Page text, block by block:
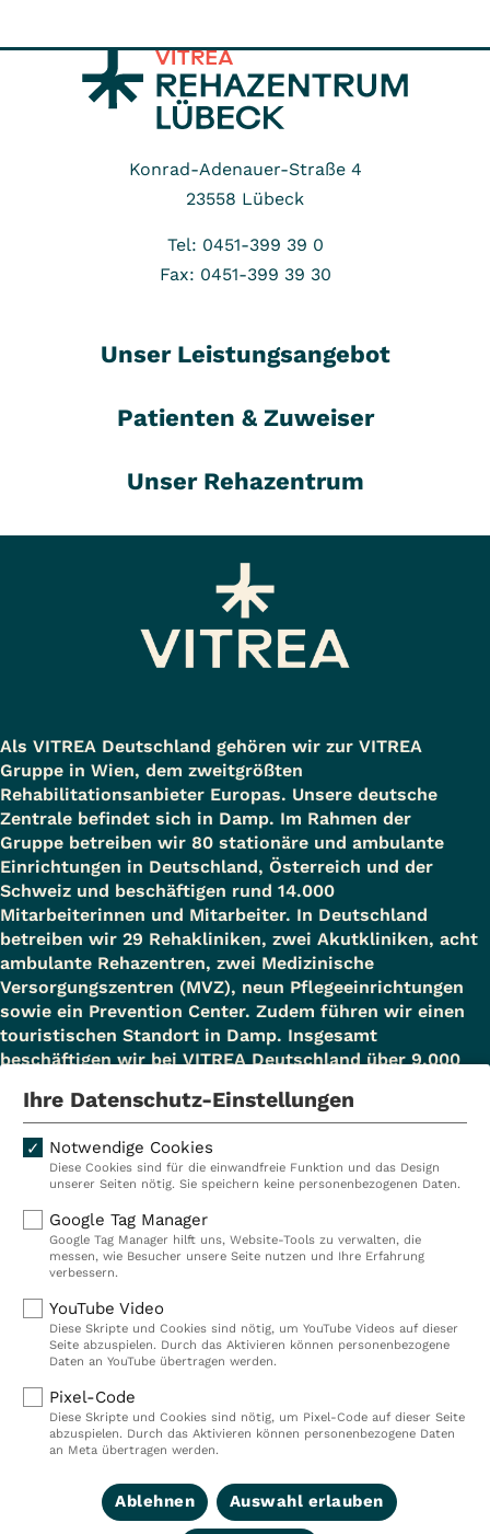
Konrad-Adenauer-Straße 4
23558 Lübeck
Tel: 0451-399 39 0
Fax: 0451-399 39 30
Unser Leistungsangebot
Patienten & Zuweiser
Unser Rehazentrum
Als VITREA Deutschland gehören wir zur VITREA
Gruppe in Wien, dem zweitgrößten
Rehabilitationsanbieter Europas. Unsere deutsche
Zentrale befindet sich in Damp. Im Rahmen der
Gruppe betreiben wir 80 stationäre und ambulante
Einrichtungen in Deutschland, Österreich und der
Schweiz und beschäftigen rund 14.000
Mitarbeiterinnen und Mitarbeiter. In Deutschland
betreiben wir 29 Rehakliniken, zwei Akutkliniken, acht
ambulante Rehazentren, zwei Medizinische
Versorgungszentren (MVZ), neun Pflegeeinrichtungen
sowie ein Prevention Center. Zudem führen wir einen
touristischen Standort in Damp. Insgesamt
beschäftigen wir bei VITREA Deutschland über 9.000
Kliniken
Ambulant
Reha
Prävention
Karriere
VITREA Deutschland
IMPRESSUM
HINWEISGEBERSYSTEM
AUFSICHTSBEHÖRDEN
Ihre Datenschutz-Einstellungen
Notwendige Cookies
Diese Cookies sind für die einwandfreie Funktion und das Design
unserer Seiten nötig. Sie speichern keine personenbezogenen Daten.
Google Tag Manager
Google Tag Manager hilft uns, Website-Tools zu verwalten, die
messen, wie Besucher unsere Seite nutzen und Ihre Erfahrung
verbessern.
YouTube Video
Diese Skripte und Cookies sind nötig, um YouTube Videos auf dieser
Seite abzuspielen. Durch das Aktivieren können personenbezogene
Daten an YouTube übertragen werden.
Pixel-Code
Diese Skripte und Cookies sind nötig, um Pixel-Code auf dieser Seite
abzuspielen. Durch das Aktivieren können personenbezogene Daten
an Meta übertragen werden.
Ablehnen Auswahl erlauben